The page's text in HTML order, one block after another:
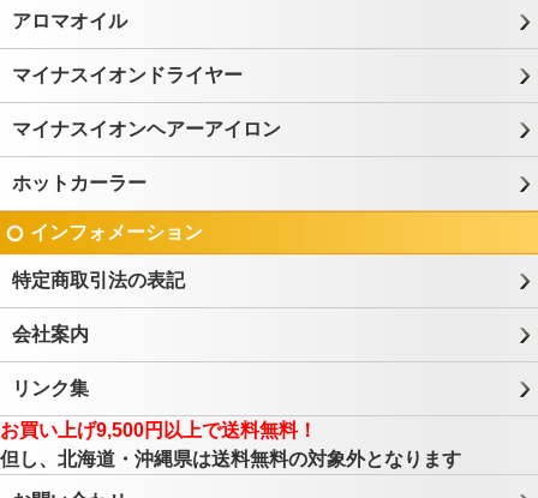
アロマオイル
マイナスイオンドライヤー
マイナスイオンヘアーアイロン
ホットカーラー
インフォメーション
特定商取引法の表記
会社案内
リンク集
お買い上げ9,500円以上で送料無料！
但し、北海道・沖縄県は送料無料の対象外となります